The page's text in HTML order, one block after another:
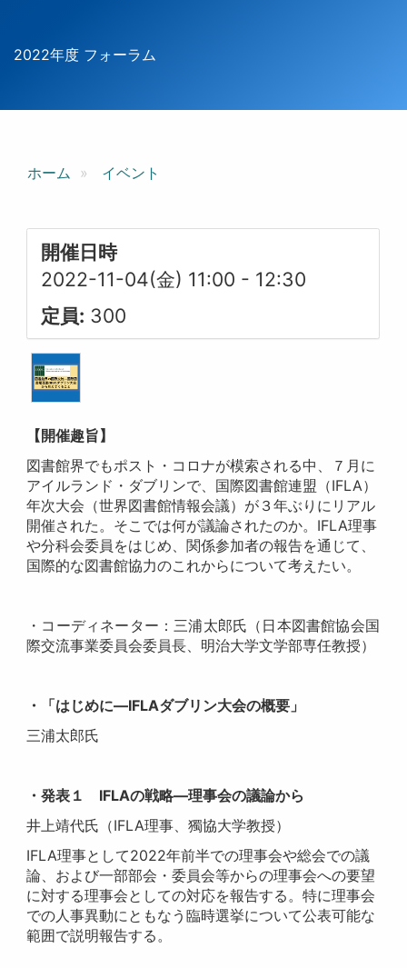
2022年度 フォーラム
ホーム イベント
開催日時
2022-11-04(金) 11:00 - 12:30
定員: 300
【開催趣旨】
図書館界でもポスト・コロナが模索される中、７月に
アイルランド・ダブリンで、国際図書館連盟（IFLA）
年次大会（世界図書館情報会議）が３年ぶりにリアル
開催された。そこでは何が議論されたのか。IFLA理事
や分科会委員をはじめ、関係参加者の報告を通じて、
国際的な図書館協力のこれからについて考えたい。
・コーディネーター：三浦太郎氏（日本図書館協会国
際交流事業委員会委員長、明治大学文学部専任教授）
・「はじめに―IFLAダブリン大会の概要」
三浦太郎氏
・発表１ IFLAの戦略―理事会の議論から
井上靖代氏（IFLA理事、獨協大学教授）
IFLA理事として2022年前半での理事会や総会での議
論、および一部部会・委員会等からの理事会への要望
に対する理事会としての対応を報告する。特に理事会
での人事異動にともなう臨時選挙について公表可能な
範囲で説明報告する。